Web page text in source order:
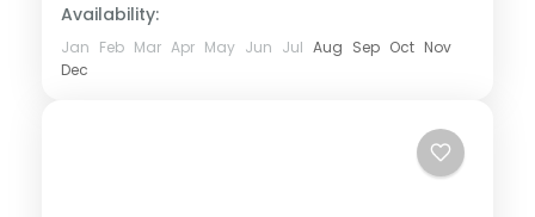
Availability:
Jan Feb Mar Apr May Jun Jul Aug Sep Oct Nov
Dec